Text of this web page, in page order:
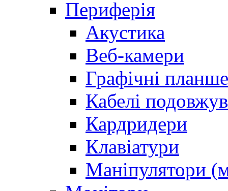
Периферія
Акустика
Веб-камери
Графічні
Кабелі
Кардридери
Клавіатури
Маніпулятори